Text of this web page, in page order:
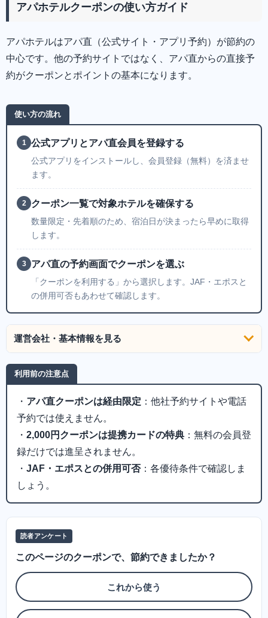
アパホテルクーポンの使い方ガイド
アパホテルはアパ直（公式サイト・アプリ予約）が節約の
中心です。他の予約サイトではなく、アパ直からの直接予
約がクーポンとポイントの基本になります。
使い方の流れ
1 公式アプリとアパ直会員を登録する
公式アプリをインストールし、会員登録（無料）を済ませ
ます。
2 クーポン一覧で対象ホテルを確保する
数量限定・先着順のため、宿泊日が決まったら早めに取得
します。
3 アパ直の予約画面でクーポンを選ぶ
「クーポンを利用する」から選択します。JAF・エポスと
の併用可否もあわせて確認します。
運営会社・基本情報を見る
利用前の注意点
・ アパ直クーポンは経由限定 ：他社予約サイトや電話
予約では使えません。
・ 2,000円クーポンは提携カードの特典 ：無料の会員登
録だけでは進呈されません。
・ JAF・エポスとの併用可否：各優待条件で確認しま
しょう。
読者アンケート
このページのクーポンで、節約できましたか？
これから使う